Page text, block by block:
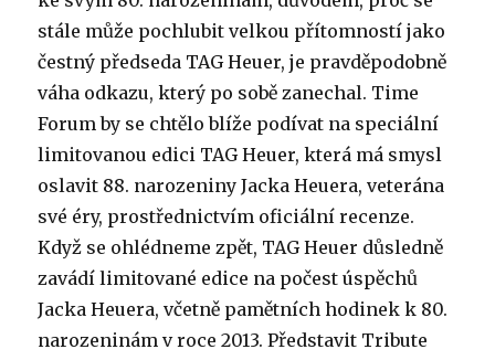
stále může pochlubit velkou přítomností jako
čestný předseda TAG Heuer, je pravděpodobně
váha odkazu, který po sobě zanechal. Time
Forum by se chtělo blíže podívat na speciální
limitovanou edici TAG Heuer, která má smysl
oslavit 88. narozeniny Jacka Heuera, veterána
své éry, prostřednictvím oficiální recenze.
Když se ohlédneme zpět, TAG Heuer důsledně
zavádí limitované edice na počest úspěchů
Jacka Heuera, včetně pamětních hodinek k 80.
narozeninám v roce 2013. Představit Tribute